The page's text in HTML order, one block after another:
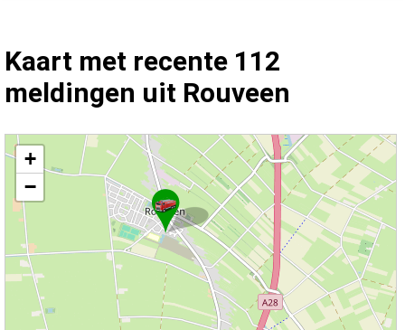
Kaart met recente 112
meldingen uit Rouveen
Kaart Rouveen met de meest recente 112 meldingen.
+
−